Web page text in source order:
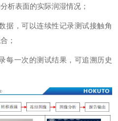
析表面的实际润湿情况；
据，可以连续性记录测试接触角
；
每一次的测试结果，可追溯历史